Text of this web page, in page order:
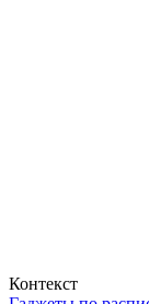
Контекст